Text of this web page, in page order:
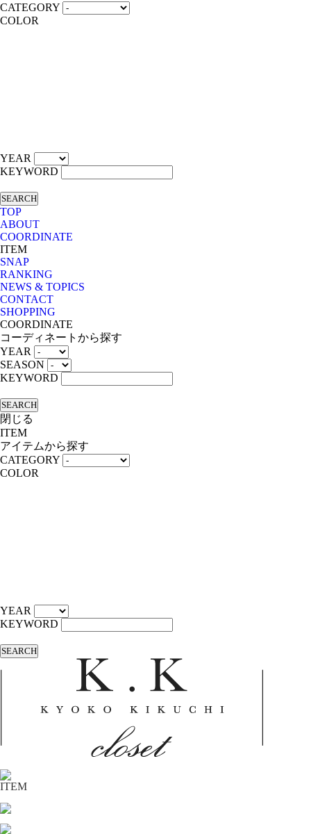
CATEGORY
COLOR
YEAR
KEYWORD
SEARCH
TOP
ABOUT
COORDINATE
ITEM
SNAP
RANKING
NEWS & TOPICS
CONTACT
SHOPPING
COORDINATE
コーディネートから探す
YEAR
SEASON
KEYWORD
SEARCH
閉じる
ITEM
アイテムから探す
CATEGORY
COLOR
YEAR
KEYWORD
SEARCH
ITEM